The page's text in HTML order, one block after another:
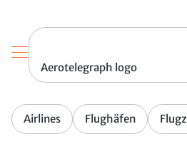
Aerotelegraph logo
Airlines Flughäfen